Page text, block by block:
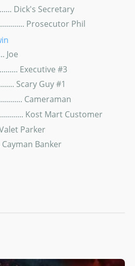
Dick's Secretary
Prosecutor Phil
Joe
Executive #3
Scary Guy #1
Cameraman
Kost Mart Customer
Parker
Cayman Banker